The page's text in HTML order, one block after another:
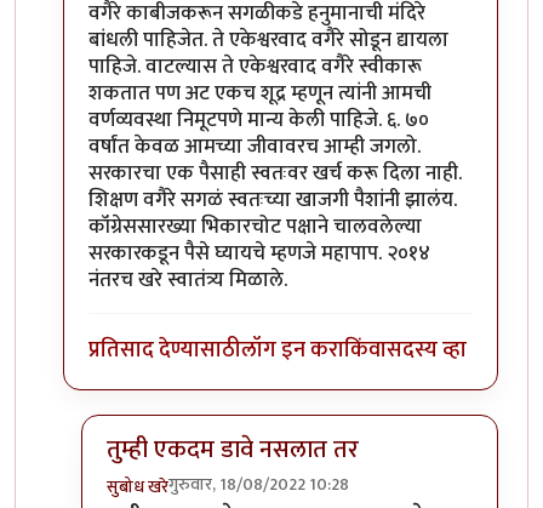
वगैरे काबीजकरून सगळीकडे हनुमानाची मंदिरे
बांधली पाहिजेत. ते एकेश्वरवाद वगैरे सोडून द्यायला
पाहिजे. वाटल्यास ते एकेश्वरवाद वगैरे स्वीकारू
शकतात पण अट एकच शूद्र म्हणून त्यांनी आमची
वर्णव्यवस्था निमूटपणे मान्य केली पाहिजे. ६. ७०
वर्षांत केवळ आमच्या जीवावरच आम्ही जगलो.
सरकारचा एक पैसाही स्वतःवर खर्च करू दिला नाही.
शिक्षण वगैरे सगळं स्वतःच्या खाजगी पैशांनी झालंय.
कॉंग्रेससारख्या भिकारचोट पक्षाने चालवलेल्या
सरकारकडून पैसे घ्यायचे म्हणजे महापाप. २०१४
नंतरच खरे स्वातंत्र्य मिळाले.
प्रतिसाद देण्यासाठीलॉग इन कराकिंवासदस्य व्हा
तुम्ही एकदम डावे नसलात तर
सुबोध खरेगुरुवार, 18/08/2022 10:28